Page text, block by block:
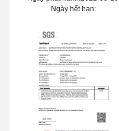
Ngày hết hạn: